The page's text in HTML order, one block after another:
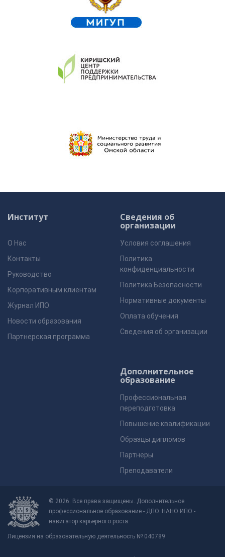
Институт
О Нас
Контакты
Руководство
Корпоративным клиентам
Журнал ИПО
Новости образования
Партнерская программа
Сведения об
организации
Условия соглашения
Политика
конфиденциальности
Политика Безопасности
Нормативные документы
Оплата обучения
Сведения об организации
Дополнительное
образование
Профессиональная
переподготовка
Повышение квалификации
Образцы дипломов
Партнеры
Преподаватели
© 2026. Все права защищены. Дополнительное
профессиональное образование - ДПО. НАНО ИПО -
навигатор карьерного роста.
Лицензия на образовательную деятельность № 040789